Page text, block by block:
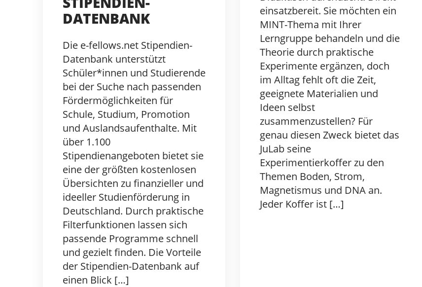
DATENBANK
Die e-fellows.net Stipendien-
Datenbank unterstützt
Schüler*innen und Studierende
bei der Suche nach passenden
Fördermöglichkeiten für
Schule, Studium, Promotion
und Auslandsaufenthalte. Mit
über 1.100
Stipendienangeboten bietet sie
eine der größten kostenlosen
Übersichten zu finanzieller und
ideeller Studienförderung in
Deutschland. Durch praktische
Filterfunktionen lassen sich
passende Programme schnell
und gezielt finden. Die Vorteile
der Stipendien-Datenbank auf
einen Blick […]
einsatzbereit. Sie möchten ein
MINT-Thema mit Ihrer
Lerngruppe behandeln und die
Theorie durch praktische
Experimente ergänzen, doch
im Alltag fehlt oft die Zeit,
geeignete Materialien und
Ideen selbst
zusammenzustellen? Für
genau diesen Zweck bietet das
JuLab seine
Experimentierkoffer zu den
Themen Boden, Strom,
Magnetismus und DNA an.
Jeder Koffer ist […]